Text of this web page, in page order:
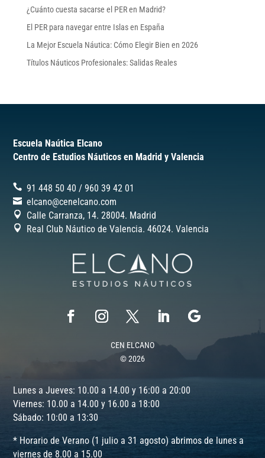
¿Cuánto cuesta sacarse el PER en Madrid?
El PER para navegar entre Islas en España
La Mejor Escuela Náutica: Cómo Elegir Bien en 2026
Títulos Náuticos Profesionales: Salidas Reales
Escuela Naútica Elcano
Centro de Estudios Náuticos en Madrid y Valencia
91 448 50 40 /‎960 39 42 01
elcano@cenelcano.com
Calle Carranza, 14. 28004. Madrid
Real Club Náutico de Valencia. 46024. Valencia
CEN ELCANO
© 2026
Lunes a Jueves: 10.00 a 14.00 y 16:00 a 20:00
Viernes: 10.00 a 14.00 y 16.00 a 18:00
Sábado: 10:00 a 13:30
* Horario de Verano (1 julio a 31 agosto) abrimos de lunes a
viernes de 8.00 a 15.00